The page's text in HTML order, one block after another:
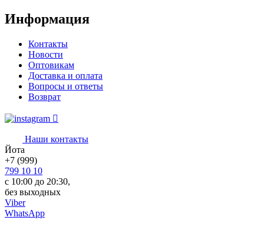
Информация
Контакты
Новости
Оптовикам
Доставка и оплата
Вопросы и ответы
Возврат
Наши контакты
Йота
+7 (999)
799 10 10
с 10:00 до 20:30,
без выходных
Viber
WhatsApp